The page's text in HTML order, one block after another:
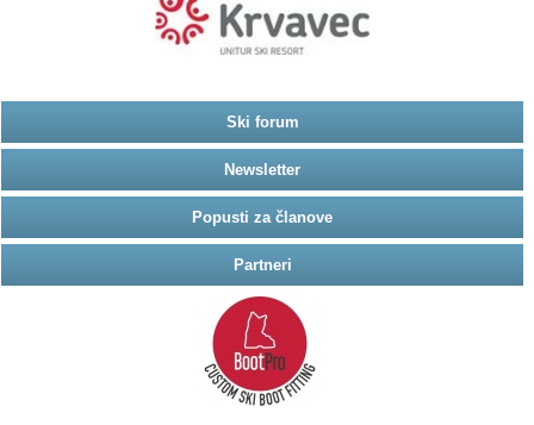
Ski forum
Newsletter
Popusti za članove
Partneri